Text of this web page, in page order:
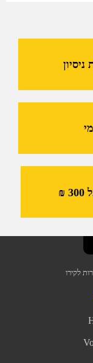
לקירו